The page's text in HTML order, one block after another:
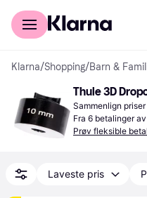
For kunder
Klarna/Shopping/Barn &
Thule 3D
Sammenlign priser
Fra 6 betalinger
Prøv fleksible
Laveste pris